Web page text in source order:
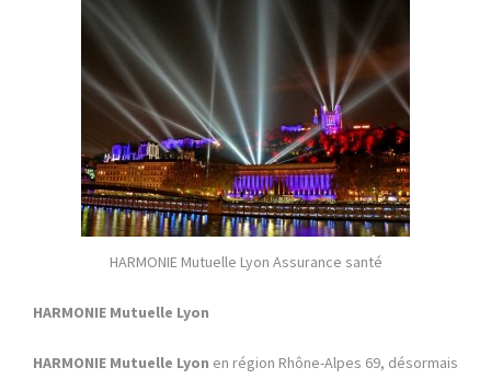
HARMONIE Mutuelle Lyon Assurance santé
HARMONIE Mutuelle Lyon
HARMONIE Mutuelle Lyon en région Rhône-Alpes 69, désormais